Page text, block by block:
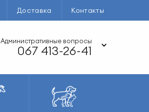
Доставка Контакты
Административные вопросы
067 413-26-41